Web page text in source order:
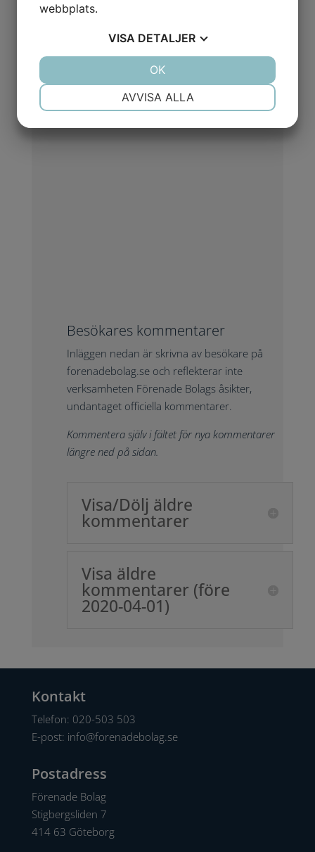
Bildalbum
(Klicka på bilderna för att visa dem i full storlek)
Besökares kommentarer
Inläggen nedan är skrivna av besökare på
forenadebolag.se och reflekterar inte
verksamheten Förenade Bolags åsikter,
undantaget officiella kommentarer.
Kommentera själv i fältet för nya kommentarer
längre ned på sidan.
Visa/Dölj äldre
kommentarer
Visa äldre
kommentarer (före
2020-04-01)
Kontakt
Telefon: 020-503 503
E-post: info@forenadebolag.se
Postadress
Förenade Bolag
Stigbergsliden 7
414 63 Göteborg
webbplats.
VISA DETALJER
AVVISA ALLA
OK